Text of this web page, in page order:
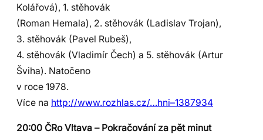
Kolářová), 1. stěhovák
(Roman Hemala), 2. stěhovák (Ladislav Trojan),
3. stěhovák (Pavel Rubeš),
4. stěhovák (Vladimír Čech) a 5. stěhovák (Artur
Šviha). Natočeno
v roce 1978.
Více na http://www.rozhlas.cz/…hni–1387934
20:00 ČRo Vltava – Pokračování za pět minut